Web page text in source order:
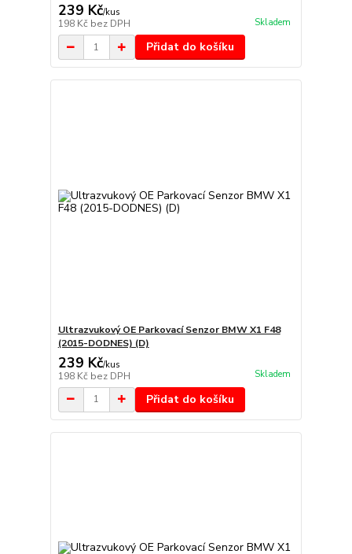
239 Kč/kus
198 Kč bez DPH Skladem
Přidat do košíku
Ultrazvukový OE Parkovací Senzor BMW X1 F48
(2015-DODNES) (D)
239 Kč/kus
198 Kč bez DPH Skladem
Přidat do košíku